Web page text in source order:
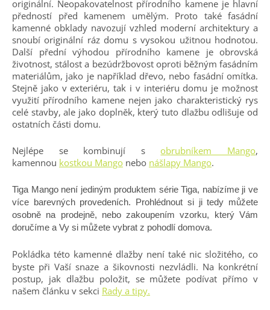
originální. Neopakovatelnost přírodního kamene je hlavní
předností před kamenem umělým. Proto také fasádní
kamenné obklady navozují vzhled moderní architektury a
snoubí originální ráz domu s vysokou užitnou hodnotou.
Další přední výhodou přírodního kamene je obrovská
životnost, stálost a bezúdržbovost oproti běžným fasádním
materiálům, jako je například dřevo, nebo fasádní omítka.
Stejně jako v exteriéru, tak i v interiéru domu je možnost
využití přírodního kamene nejen jako charakteristický rys
celé stavby, ale jako doplněk, který tuto dlažbu odlišuje od
ostatních části domu.
Nejlépe se kombinují sobrubníkem Mango,
kamennou kostkou Mango nebo nášlapy Mango.
Tiga Mango není jediným produktem série Tiga, nabízíme ji ve
více barevných provedeních. Prohlédnout si ji tedy můžete
osobně na prodejně, nebo zakoupením vzorku, který Vám
doručíme a Vy si můžete vybrat z pohodlí domova.
Pokládka této kamenné dlažby není také nic složitého, co
byste při Vaší snaze a šikovnosti nezvládli. Na konkrétní
postup, jak dlažbu položit, se můžete podívat přímo v
našem článku v sekci Rady a tipy.